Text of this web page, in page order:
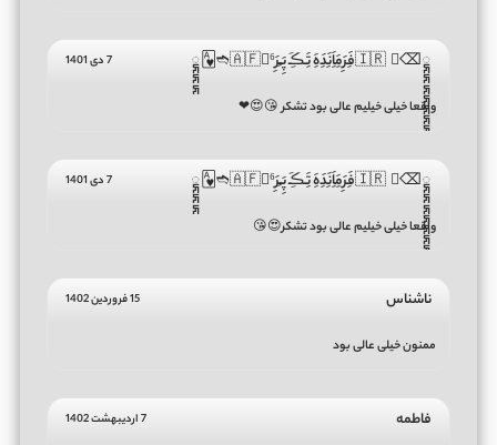
𑲭𑲭𑲭𑲭𑲭𑲭𑲭𑲭𑲭𑲭⌫ ⃟🇮🇷فَِرَِمَِاَِنَِدَِهَِ تَِـڪَِـ پَِـَِرَِ🇦🇫⁶➬🂱𑲭𑲭𑲭 7 دی 1401
واقعا خیلی خیلیم عالی بود تشکر 😘😍❤
𑲭𑲭𑲭𑲭𑲭𑲭𑲭𑲭𑲭𑲭⌫ ⃟🇮🇷فَِرَِمَِاَِنَِدَِهَِ تَِـڪَِـ پَِـَِرَِ🇦🇫⁶➬🂱𑲭𑲭𑲭 7 دی 1401
واقعا خیلی خیلیم عالی بود تشکر😍😘
ناشناس 15 فروردین 1402
ممنون خیلی عالی بود
فاطمه 7 اردیبهشت 1402